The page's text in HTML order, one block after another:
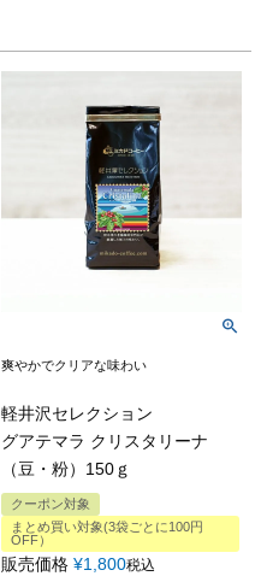
爽やかでクリアな味わい
軽井沢セレクション
グアテマラ クリスタリーナ
（豆・粉）150ｇ
クーポン対象
まとめ買い対象(3袋ごとに100円
OFF）
販売価格 ¥1,800税込